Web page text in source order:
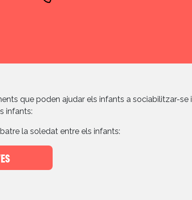
que poden ajudar els infants a sociabilitzar-se i
infants:
la soledat entre els infants: